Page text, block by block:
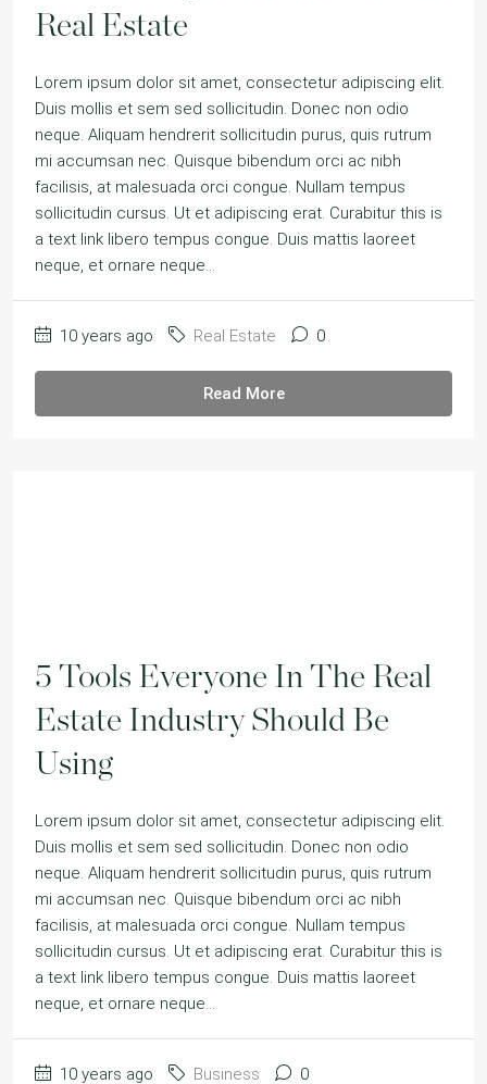
Real Estate
Lorem ipsum dolor sit amet, consectetur adipiscing elit.
Duis mollis et sem sed sollicitudin. Donec non odio
neque. Aliquam hendrerit sollicitudin purus, quis rutrum
mi accumsan nec. Quisque bibendum orci ac nibh
facilisis, at malesuada orci congue. Nullam tempus
sollicitudin cursus. Ut et adipiscing erat. Curabitur this is
a text link libero tempus congue. Duis mattis laoreet
neque, et ornare neque...
10 years ago Real Estate 0
Read More
5 Tools Everyone In The Real
Estate Industry Should Be
Using
Lorem ipsum dolor sit amet, consectetur adipiscing elit.
Duis mollis et sem sed sollicitudin. Donec non odio
neque. Aliquam hendrerit sollicitudin purus, quis rutrum
mi accumsan nec. Quisque bibendum orci ac nibh
facilisis, at malesuada orci congue. Nullam tempus
sollicitudin cursus. Ut et adipiscing erat. Curabitur this is
a text link libero tempus congue. Duis mattis laoreet
neque, et ornare neque...
10 years ago Business 0